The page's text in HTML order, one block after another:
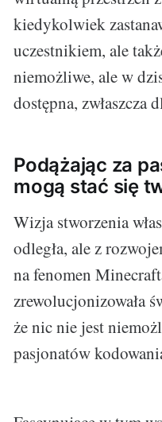
kiedykolwiek
uczestnikiem, ale
niemożliwe, ale w
dostępna, zwłaszcza
Podążając za
mogą stać się
Wizja stworzenia
odległa, ale z
na fenomen
zrewolucjonizowała
że nic nie jest
pasjonatów